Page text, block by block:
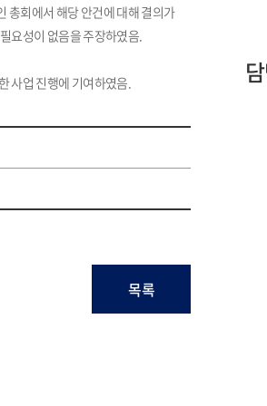
총회에서 해당 안건에 대해 결의가
요성이 없음을 주장하였음.
사업 진행에 기여하였음.
목록